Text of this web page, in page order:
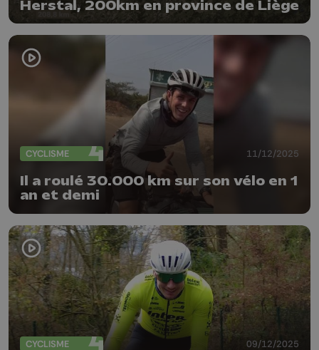
Herstal, 200km en province de Liège
CYCLISME 11/12/2025
Il a roulé 30.000 km sur son vélo en 1
an et demi
CYCLISME 09/12/2025